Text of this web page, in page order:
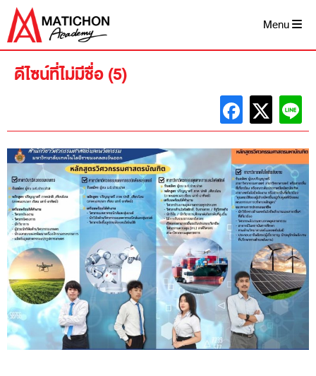
Skip
content
Menu
ดีไซน์ที่ไม่มีชื่อ (5)